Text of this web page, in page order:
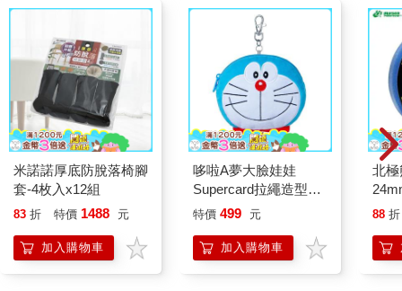
米諾諾厚底防脫落椅腳
套-4枚入x12組
83 折 特價 1488 元
加入購物車
哆啦A夢大臉娃娃
Supercard拉繩造型悠
遊卡【受託代銷】
特價 499 元
加入購物車
北
88 折